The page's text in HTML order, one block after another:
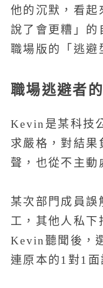
他的沉默，看起
說了會更糟」的
職場版的「逃避
職場逃避者
Kevin是某科技
求嚴格，對結果
聲，也從不主動
某次部門成員誤
工，其他人私下
Kevin聽聞後，
連原本的1對1面